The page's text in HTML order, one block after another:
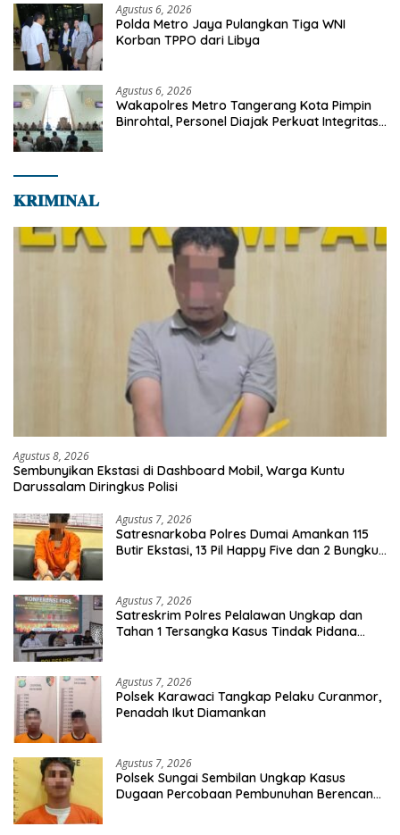
Agustus 6, 2026
Polda Metro Jaya Pulangkan Tiga WNI
Korban TPPO dari Libya
Agustus 6, 2026
Wakapolres Metro Tangerang Kota Pimpin
Binrohtal, Personel Diajak Perkuat Integritas
𝐊𝐑𝐈𝐌𝐈𝐍𝐀𝐋
Agustus 8, 2026
Sembunyikan Ekstasi di Dashboard Mobil, Warga Kuntu
Darussalam Diringkus Polisi
Agustus 7, 2026
Satresnarkoba Polres Dumai Amankan 115
Butir Ekstasi, 13 Pil Happy Five dan 2 Bungkus
Agustus 7, 2026
Satreskrim Polres Pelalawan Ungkap dan
Tahan 1 Tersangka Kasus Tindak Pidana
Agustus 7, 2026
Polsek Karawaci Tangkap Pelaku Curanmor,
Penadah Ikut Diamankan
Agustus 7, 2026
Polsek Sungai Sembilan Ungkap Kasus
Dugaan Percobaan Pembunuhan Berencana,